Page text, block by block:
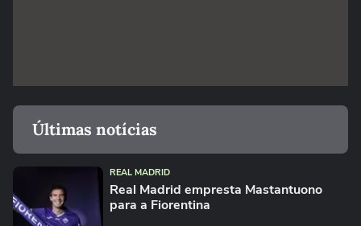
Últimas notícias
REAL MADRID
Real Madrid empresta Mastantuono
para a Fiorentina